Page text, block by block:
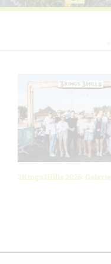
3Kings3Hills 2026: Galerie